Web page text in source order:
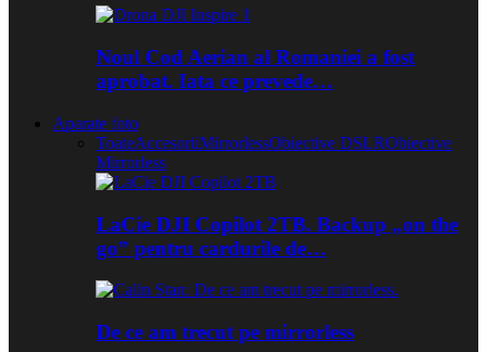
Noul Cod Aerian al Romaniei a fost
aprobat. Iata ce prevede…
Aparate foto
ToateAccesoriiMirrorlessObiective DSLRObiective
Mirrorless
LaCie DJI Copilot 2TB. Backup „on the
go” pentru cardurile de…
De ce am trecut pe mirrorless